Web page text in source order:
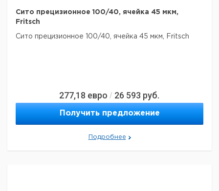
Сито прецизионное 100/40, ячейка 45 мкм,
Fritsch
Сито прецизионное 100/40, ячейка 45 мкм, Fritsch
277,18 евро / 26 593 руб.
Получить предложение
Подробнее